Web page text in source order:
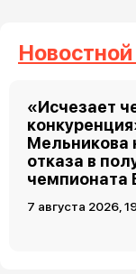
«Исчезает
Мельникова
отказа в
чемпионата
7 августа 2026,